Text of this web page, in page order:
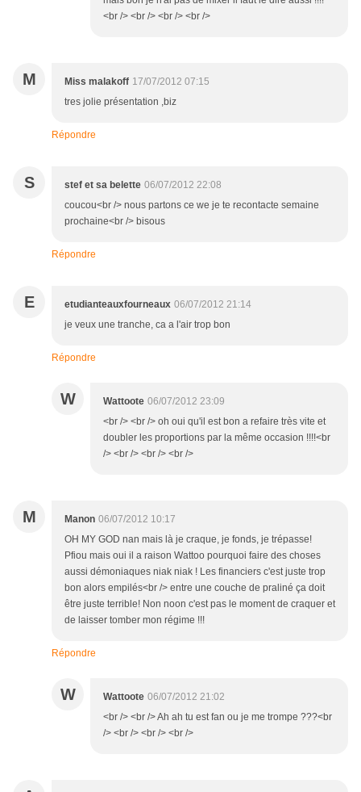
<br /> <br /> <br /> <br />
M Miss malakoff 17/07/2012 07:15
tres jolie présentation ,biz
Répondre
S stef et sa belette 06/07/2012 22:08
coucou<br /> nous partons ce we je te recontacte semaine
prochaine<br /> bisous
Répondre
E etudianteauxfourneaux 06/07/2012 21:14
je veux une tranche, ca a l'air trop bon
Répondre
W Wattoote 06/07/2012 23:09
<br /> <br /> oh oui qu'il est bon a refaire très vite et
doubler les proportions par la même occasion !!!!<br
/> <br /> <br /> <br />
M Manon 06/07/2012 10:17
OH MY GOD nan mais là je craque, je fonds, je trépasse!
Pfiou mais oui il a raison Wattoo pourquoi faire des choses
aussi démoniaques niak niak ! Les financiers c'est juste trop
bon alors empilés<br /> entre une couche de praliné ça doit
être juste terrible! Non noon c'est pas le moment de craquer et
de laisser tomber mon régime !!!
Répondre
W Wattoote 06/07/2012 21:02
<br /> <br /> Ah ah tu est fan ou je me trompe ???<br
/> <br /> <br /> <br />